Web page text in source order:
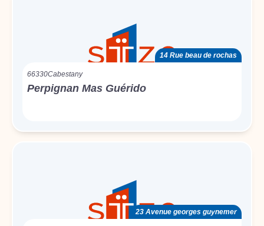
14 Rue beau de rochas
66330Cabestany
Perpignan Mas Guérido
23 Avenue georges guynemer